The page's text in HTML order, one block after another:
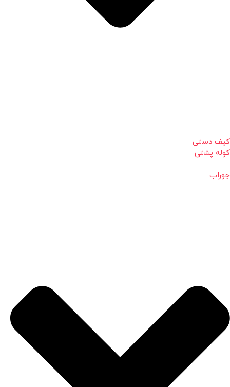
کیف دستی
کوله پشتی
جوراب